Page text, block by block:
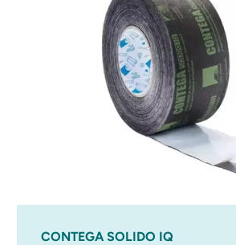
CONTEGA SOLIDO IQ